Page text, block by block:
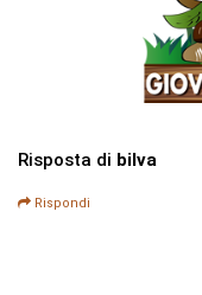
Risposta di bilva
Rispondi